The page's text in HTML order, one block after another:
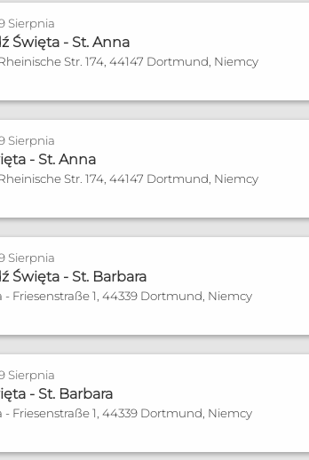
Sierpnia
Święta - St. Anna
Str. 174, 44147 Dortmund, Niemcy
Sierpnia
- St. Anna
Str. 174, 44147 Dortmund, Niemcy
Sierpnia
Święta - St. Barbara
- Friesenstraße 1, 44339 Dortmund, Niemcy
Sierpnia
- St. Barbara
- Friesenstraße 1, 44339 Dortmund, Niemcy